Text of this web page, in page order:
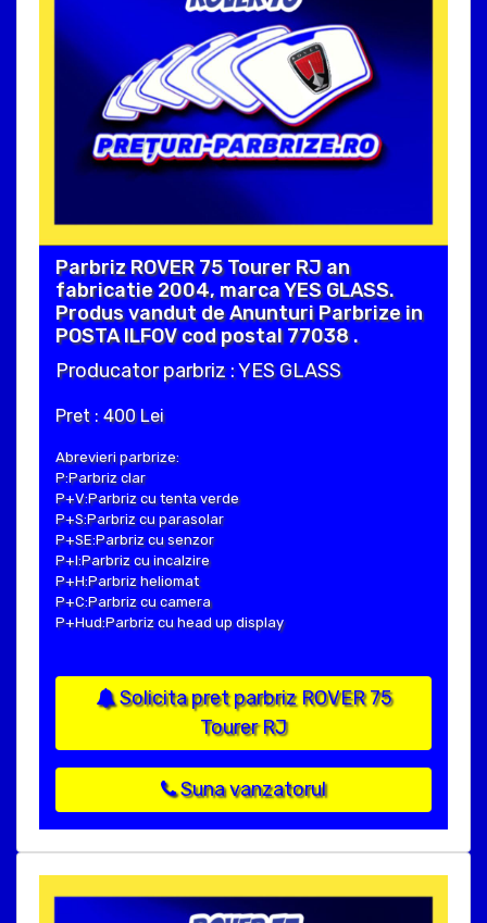
Parbriz ROVER 75 Tourer RJ an
fabricatie 2004, marca YES GLASS.
Produs vandut de Anunturi Parbrize in
POSTA ILFOV cod postal 77038 .
Producator parbriz : YES GLASS
Pret : 400 Lei
Abrevieri parbrize:
P:Parbriz clar
P+V:Parbriz cu tenta verde
P+S:Parbriz cu parasolar
P+SE:Parbriz cu senzor
P+I:Parbriz cu incalzire
P+H:Parbriz heliomat
P+C:Parbriz cu camera
P+Hud:Parbriz cu head up display
Solicita pret parbriz ROVER 75
Tourer RJ
Suna vanzatorul